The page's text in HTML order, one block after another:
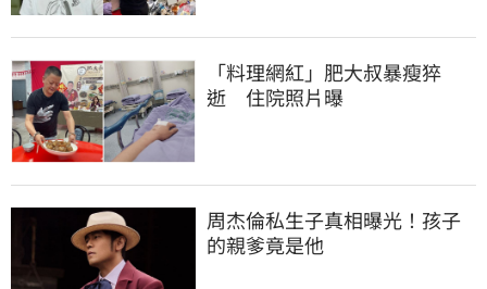
「料理網紅」肥大叔暴瘦猝
逝　住院照片曝
周杰倫私生子真相曝光！孩子
的親爹竟是他